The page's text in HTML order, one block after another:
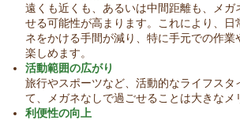
遠くも近くも、あるいは中間距離も、メガ
せる可能性が高まります。これにより、日
ネをかける手間が減り、特に手元での作業
楽しめます。
活動範囲の広がり
旅行やスポーツなど、活動的なライフスタ
て、メガネなしで過ごせることは大きなメ
利便性の向上